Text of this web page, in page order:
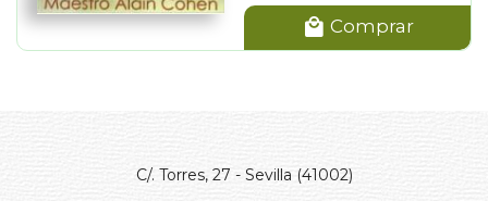
Comprar
C/. Torres, 27 - Sevilla (41002)